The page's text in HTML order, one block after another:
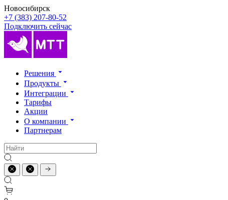
Новосибирск
+7 (383) 207-80-52
Подключить сейчас
Решения
Продукты
Интеграции
Тарифы
Акции
О компании
Партнерам